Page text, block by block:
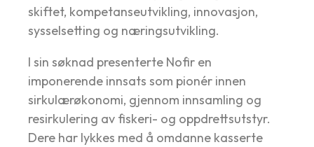
skiftet, kompetanseutvikling, innovasjon,
sysselsetting og næringsutvikling.
I sin søknad presenterte Nofir en
imponerende innsats som pionér innen
sirkulærøkonomi, gjennom innsamling og
resirkulering av fiskeri- og oppdrettsutstyr.
Dere har lykkes med å omdanne kasserte